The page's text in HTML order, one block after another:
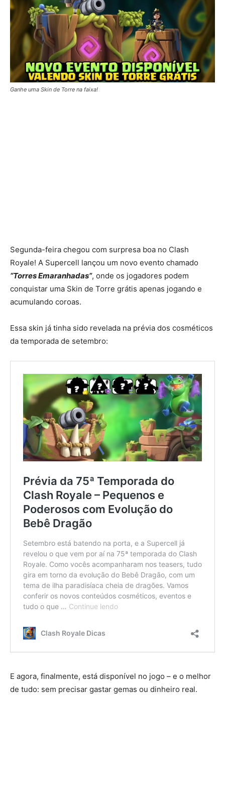
Ganhe uma Skin de Torre na faixa!
Segunda-feira chegou com surpresa boa no Clash
Royale! A Supercell lançou um novo evento chamado
“Torres Emaranhadas”, onde os jogadores podem
conquistar uma Skin de Torre grátis apenas jogando e
acumulando coroas.
Essa skin já tinha sido revelada na prévia dos cosméticos
da temporada de setembro:
E agora, finalmente, está disponível no jogo – e o melhor
de tudo: sem precisar gastar gemas ou dinheiro real.